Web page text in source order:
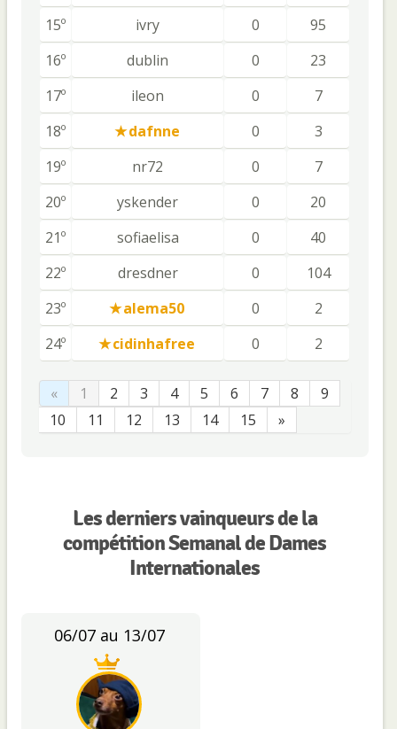
15º
ivry 0
95
16º
dublin 0
23
17º
ileon 0
7
18º
dafnne 0
3
19º
nr72 0
7
20º
yskender 0
20
21º
sofiaelisa 0
40
22º
dresdner 0
104
23º
alema50 0
2
24º
cidinhafree 0 2
« 1 2 3 4 5 6 7 8
9
10
11 12 13 14 15 »
Les derniers vainqueurs de la
compétition Semanal de Dames
Internationales
06/07 au 13/07